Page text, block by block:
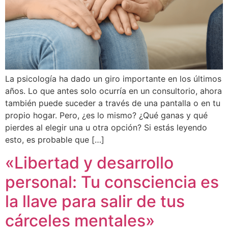
La psicología ha dado un giro importante en los últimos
años. Lo que antes solo ocurría en un consultorio, ahora
también puede suceder a través de una pantalla o en tu
propio hogar. Pero, ¿es lo mismo? ¿Qué ganas y qué
pierdes al elegir una u otra opción? Si estás leyendo
esto, es probable que […]
«Libertad y desarrollo
personal: Tu consciencia es
la llave para salir de tus
cárceles mentales»